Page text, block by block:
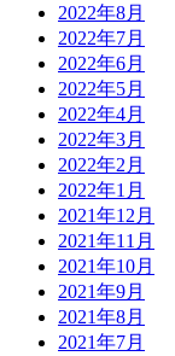
2022年8月
2022年7月
2022年6月
2022年5月
2022年4月
2022年3月
2022年2月
2022年1月
2021年12月
2021年11月
2021年10月
2021年9月
2021年8月
2021年7月